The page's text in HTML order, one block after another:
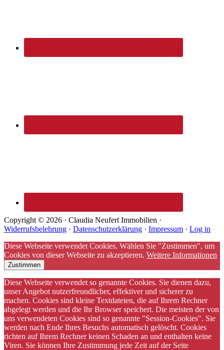
Copyright © 2026 · Claudia Neufert Immobilien ·
Widerrufsbelehrung · Datenschutzerklärung · Impressum · Log in
Diese Webseite verwendet Cookies. Wählen Sie "Zustimmen", um
Cookies von dieser Webseite zu akzeptieren. Weitere Informationen
Zustimmen
Diese Webseite verwendet so genannte Cookies. Sie dienen dazu,
unser Angebot nutzerfreundlicher, effektiver und sicherer zu
machen. Cookies sind kleine Textdateien, die auf Ihrem Rechner
abgelegt werden und die Ihr Browser speichert. Die meisten der von
uns verwendeten Cookies sind so genannte "Session-Cookies". Sie
werden nach Ende Ihres Besuchs automatisch gelöscht. Cookies
richten auf Ihrem Rechner keinen Schaden an und enthalten keine
Viren. Sie können Ihre Zustimmung jede Zeit auf der Seite